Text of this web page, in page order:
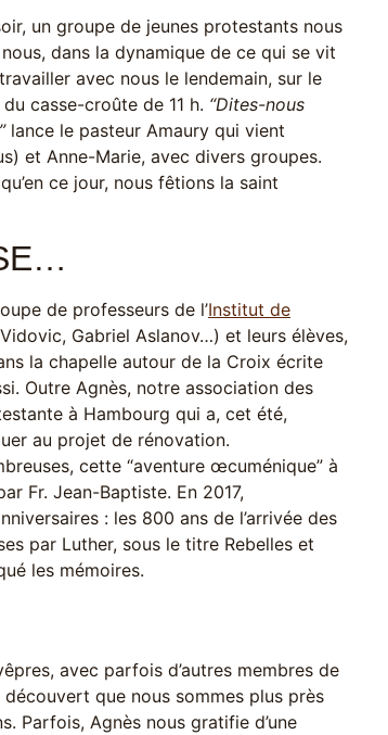
un groupe de jeunes protestants nous
dans la dynamique de ce qui se vit
avec nous le lendemain, sur le
casse-croûte de 11 h. “Dites-nous
lance le pasteur Amaury qui vient
et Anne-Marie, avec divers groupes.
ce jour, nous fêtions la saint
de professeurs de l’Institut de
Gabriel Aslanov…) et leurs élèves,
la chapelle autour de la Croix écrite
Outre Agnès, notre association des
à Hambourg qui a, cet été,
au projet de rénovation.
cette “aventure œcuménique” à
Fr. Jean-Baptiste. En 2017,
: les 800 ans de l’arrivée des
par Luther, sous le titre Rebelles et
les mémoires.
avec parfois d’autres membres de
découvert que nous sommes plus près
Parfois, Agnès nous gratifie d’une